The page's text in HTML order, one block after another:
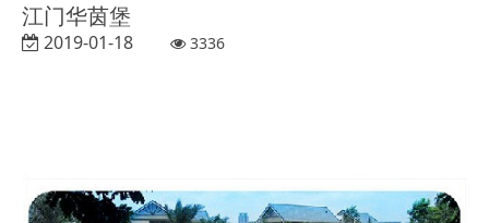
江门华茵堡
2019-01-18 3336